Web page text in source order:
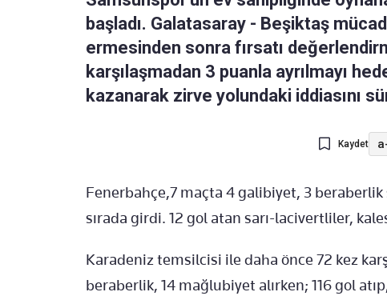
başladı. Galatasaray - Beşiktaş
ermesinden sonra fırsatı
karşılaşmadan 3 puanla ayrılmayı
kazanarak zirve yolundaki iddiasını
Kaydet
Fenerbahçe,7 maçta 4 galibiyet, 3
sırada girdi. 12 gol atan sarı-lacivertliler,
Karadeniz temsilcisi ile daha önce 72 kez
beraberlik, 14 mağlubiyet alırken; 116 gol